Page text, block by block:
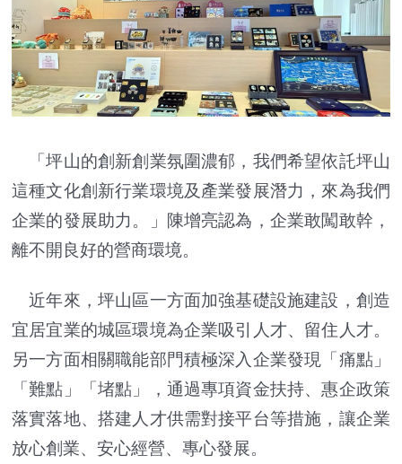
「坪山的創新創業氛圍濃郁，我們希望依託坪山
這種文化創新行業環境及產業發展潛力，來為我們
企業的發展助力。」陳增亮認為，企業敢闖敢幹，
離不開良好的營商環境。
近年來，坪山區一方面加強基礎設施建設，創造
宜居宜業的城區環境為企業吸引人才、留住人才。
另一方面相關職能部門積極深入企業發現「痛點」
「難點」「堵點」，通過專項資金扶持、惠企政策
落實落地、搭建人才供需對接平台等措施，讓企業
放心創業、安心經營、專心發展。